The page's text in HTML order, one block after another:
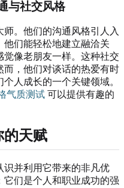
与社交风格
。他们的沟通风格引人入
他们能轻松地建立融洽关
像老朋友一样。这种社交
，他们对谈话的热爱有时
人成长的一个关键领域。
气质测试 可以提供有趣的
的天赋
识并利用它带来的非凡优
们是个人和职业成功的强